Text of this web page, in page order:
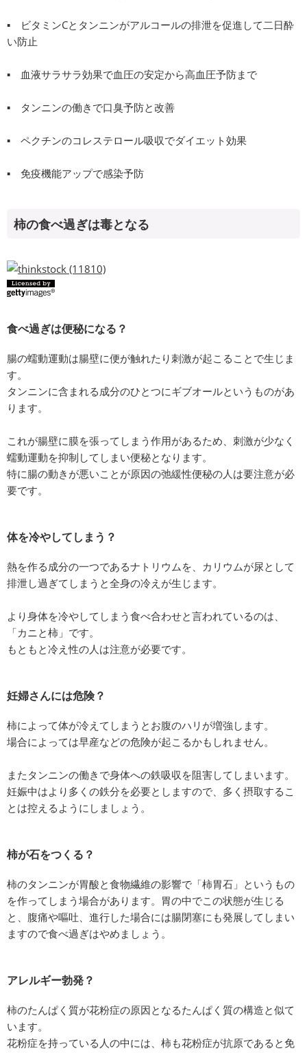
▪ ビタミンCとタンニンがアルコールの排泄を促進して二日酔
い防止
▪ 血液サラサラ効果で血圧の安定から高血圧予防まで
▪ タンニンの働きで口臭予防と改善
▪ ペクチンのコレステロール吸収でダイエット効果
▪ 免疫機能アップで感染予防
柿の食べ過ぎは毒となる
食べ過ぎは便秘になる？
腸の蠕動運動は腸壁に便が触れたり刺激が起こることで生じま
す。
タンニンに含まれる成分のひとつにギブオールというものがあ
ります。
これが腸壁に膜を張ってしまう作用があるため、刺激が少なく
蠕動運動を抑制してしまい便秘となります。
特に腸の動きが悪いことが原因の弛緩性便秘の人は要注意が必
要です。
体を冷やしてしまう？
熱を作る成分の一つであるナトリウムを、カリウムが尿として
排泄し過ぎてしまうと全身の冷えが生じます。
より身体を冷やしてしまう食べ合わせと言われているのは、
「カニと柿」です。
もともと冷え性の人は注意が必要です。
妊婦さんには危険？
柿によって体が冷えてしまうとお腹のハリが増強します。
場合によっては早産などの危険が起こるかもしれません。
またタンニンの働きで身体への鉄吸収を阻害してしまいます。
妊娠中はより多くの鉄分を必要としますので、多く摂取するこ
とは控えるようにしましょう。
柿が石をつくる？
柿のタンニンが胃酸と食物繊維の影響で「柿胃石」というもの
を作ってしまう場合があります。胃の中でこの状態が生じる
と、腹痛や嘔吐、進行した場合には腸閉塞にも発展してしまい
ますので食べ過ぎはやめましょう。
アレルギー勃発？
柿のたんぱく質が花粉症の原因となるたんぱく質の構造と似て
います。
花粉症を持っている人の中には、柿も花粉症が抗原であると免